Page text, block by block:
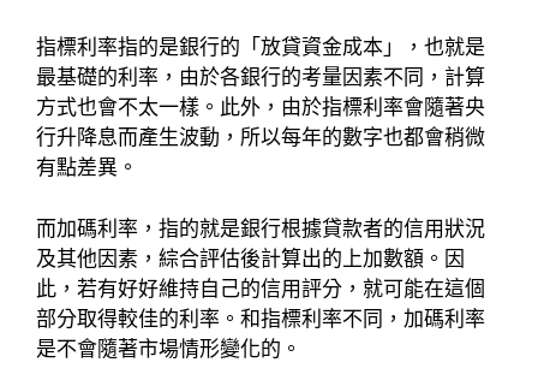
指標利率指的是銀行的「放貸資金成本」，也就是
最基礎的利率，由於各銀行的考量因素不同，計算
方式也會不太一樣。此外，由於指標利率會隨著央
行升降息而產生波動，所以每年的數字也都會稍微
有點差異。
而加碼利率，指的就是銀行根據貸款者的信用狀況
及其他因素，綜合評估後計算出的上加數額。因
此，若有好好維持自己的信用評分，就可能在這個
部分取得較佳的利率。和指標利率不同，加碼利率
是不會隨著市場情形變化的。